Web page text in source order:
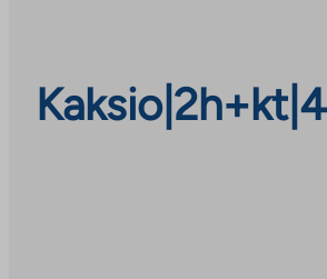
Kaksio| 2h+kt|